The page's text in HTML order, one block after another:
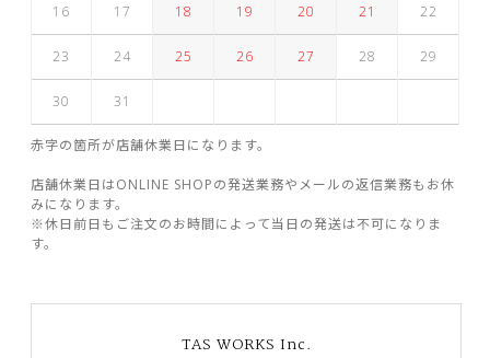
16 17 18 19 20 21 22
23 24 25 26 27 28 29
30 31
赤字の箇所が店舗休業日になります。
店舗休業日はONLINE SHOPの発送業務やメールの返信業務もお休
みになります。
※休日前日もご注文のお時間によって当日の発送は不可になりま
す。
TAS WORKS Inc.